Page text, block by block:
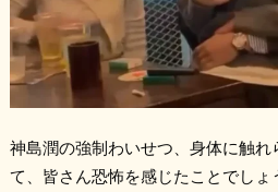
神島潤の強制わいせつ、身体に触
て、皆さん恐怖を感じたことでしょ